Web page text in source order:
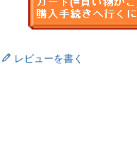
レビューを書く